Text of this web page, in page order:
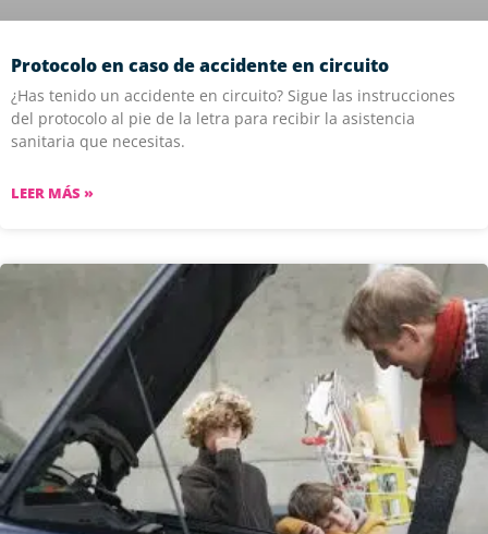
Protocolo en caso de accidente en circuito
¿Has tenido un accidente en circuito? Sigue las instrucciones
del protocolo al pie de la letra para recibir la asistencia
sanitaria que necesitas.
LEER MÁS »